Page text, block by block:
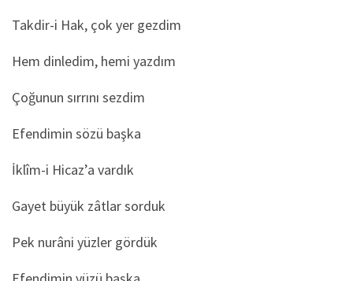
Takdir-i Hak, çok yer gezdim
Hem dinledim, hemi yazdım
Çoğunun sırrını sezdim
Efendimin sözü başka
İklîm-i Hicaz’a vardık
Gayet büyük zâtlar sorduk
Pek nurâni yüzler gördük